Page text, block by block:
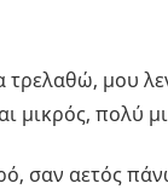
τρελαθώ, μου
μικρός, πολύ
σαν αετός